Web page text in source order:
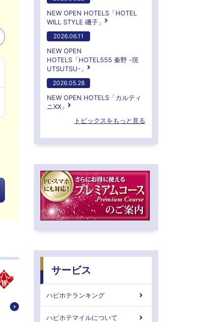
NEW OPEN HOTELS「HOTEL
WILL STYLE 磯子」
2026.06.11
NEW OPEN
HOTELS「HOTEL555 秦野 -現
UTSUTSU-」
2026.05.28
NEW OPEN HOTELS「カルティ
ニXX」
トピックスをもっと見る
サービス
ハピホテランキング
ハピホテマイルについて